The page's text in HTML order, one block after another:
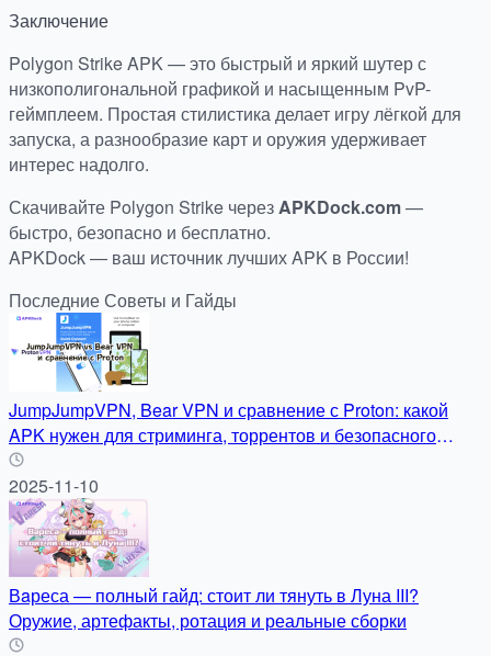
Заключение
Polygon Strike APK — это быстрый и яркий шутер с
низкополигональной графикой и насыщенным PvP-
геймплеем. Простая стилистика делает игру лёгкой для
запуска, а разнообразие карт и оружия удерживает
интерес надолго.
Скачивайте Polygon Strike черезAPKDock.com—
быстро, безопасно и бесплатно.
APKDock — ваш источник лучших APK в России!
Последние Советы и Гайды
JumpJumpVPN, Bear VPN и сравнение с Proton: какой
APK нужен для стриминга, торрентов и безопасного
серфинга
2025-11-10
Вaреса — полный гайд: стоит ли тянуть в Луна III?
Оружие, артефакты, ротация и реальные сборки